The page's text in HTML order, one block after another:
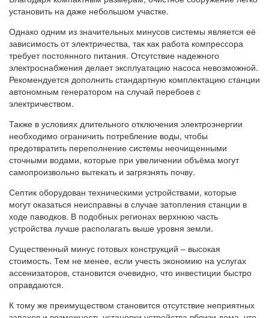
установить на даже небольшом участке.
Однако одним из значительных минусов системы является её
зависимость от электричества, так как работа компрессора
требует постоянного питания. Отсутствие надежного
электроснабжения делает эксплуатацию насоса невозможной.
Рекомендуется дополнить стандартную комплектацию станции
автономным генератором на случай перебоев с
электричеством.
Также в условиях длительного отключения электроэнергии
необходимо ограничить потребление воды, чтобы
предотвратить переполнение системы неочищенными
сточными водами, которые при увеличении объёма могут
самопроизвольно вытекать и загрязнять почву.
Септик оборудован техническими устройствами, которые
могут оказаться неисправны в случае затопления станции в
ходе паводков. В подобных регионах верхнюю часть
устройства лучше располагать выше уровня земли.
Существенный минус готовых конструкций – высокая
стоимость. Тем не менее, если учесть экономию на услугах
ассенизаторов, становится очевидно, что инвестиции быстро
оправдаются.
К тому же преимуществом становится отсутствие неприятных